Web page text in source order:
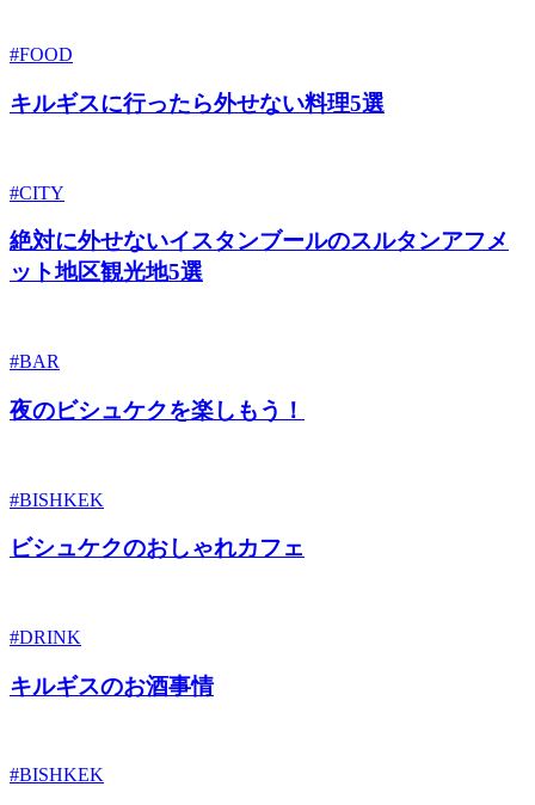
#FOOD
キルギスに行ったら外せない料理5選
#CITY
絶対に外せないイスタンブールのスルタンアフメ
ット地区観光地5選
#BAR
夜のビシュケクを楽しもう！
#BISHKEK
ビシュケクのおしゃれカフェ
#DRINK
キルギスのお酒事情
#BISHKEK